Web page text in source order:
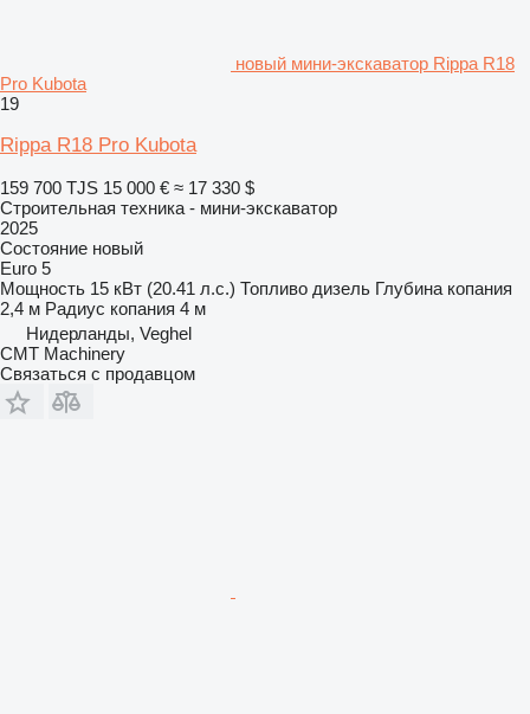
новый мини-экскаватор Rippa R18
Pro Kubota
19
Rippa R18 Pro Kubota
159 700 TJS 15 000 € ≈ 17 330 $
Строительная техника - мини-экскаватор
2025
Состояние новый
Euro 5
Мощность 15 кВт (20.41 л.с.) Топливо дизель Глубина копания
2,4 м Радиус копания 4 м
Нидерланды, Veghel
CMT Machinery
Связаться с продавцом